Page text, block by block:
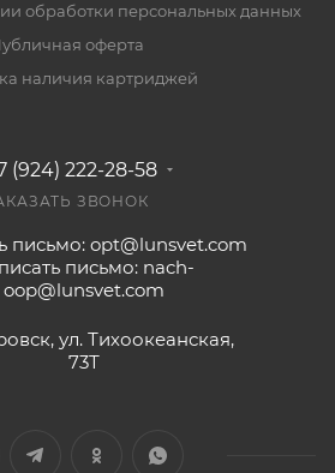
обработки персональных данных
оферта
наличия картриджей
(924) 222-28-58
ЗВОНОК
письмо: opt@lunsvet.com
письмо: nach-
oop@lunsvet.com
ул. Тихоокеанская,
73Т